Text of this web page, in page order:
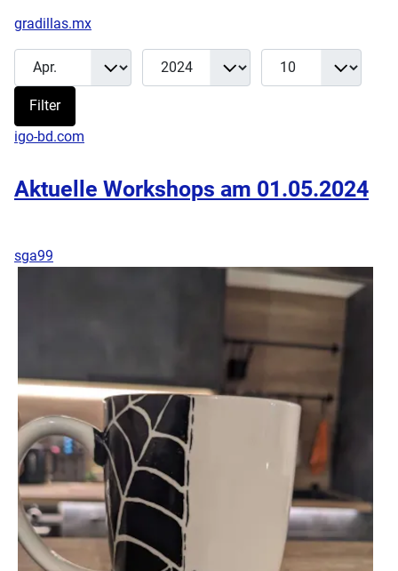
gradillas.mx
Filter
Monat Jahr Anzeige #
Filter
igo-bd.com
Aktuelle Workshops am 01.05.2024
sga99